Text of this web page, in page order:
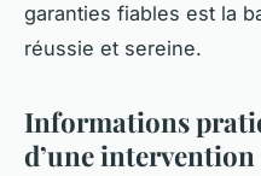
garanties fiables est la
réussie et sereine.
Informations
d’une intervention